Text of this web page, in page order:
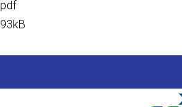
pdf
93kB